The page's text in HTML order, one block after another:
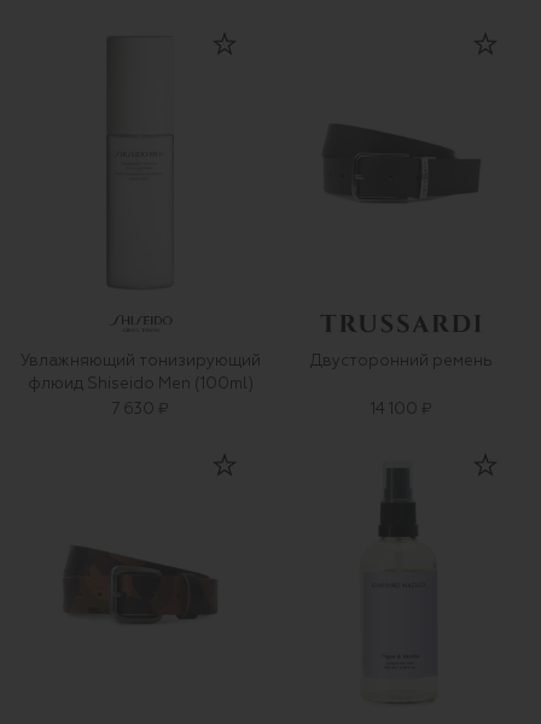
Увлажняющий тонизирующий
флюид Shiseido Men (100ml)
7 630 ₽
Двусторонний ремень
14 100 ₽